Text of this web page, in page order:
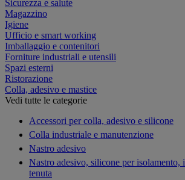
Sicurezza e salute
Magazzino
Igiene
Ufficio e smart working
Imballaggio e contenitori
Forniture industriali e utensili
Spazi esterni
Ristorazione
Colla, adesivo e mastice
Vedi tutte le categorie
Accessori per colla, adesivo e silicone
Colla industriale e manutenzione
Nastro adesivo
Nastro adesivo, silicone per isolamento,
tenuta